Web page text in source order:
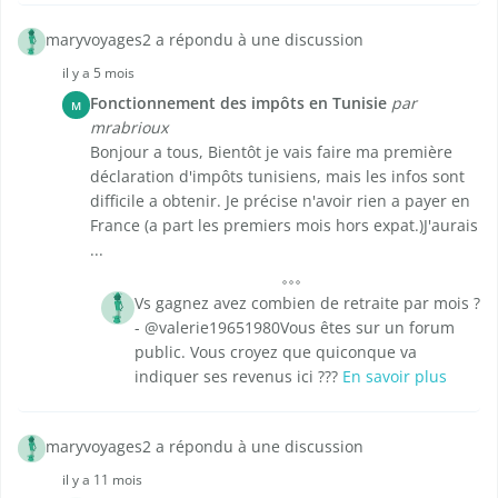
maryvoyages2 a répondu à une discussion
il y a 5 mois
M Fonctionnement des impôts en Tunisie par
mrabrioux
Bonjour a tous, Bientôt je vais faire ma première
déclaration d'impôts tunisiens, mais les infos sont
difficile a obtenir. Je précise n'avoir rien a payer en
France (a part les premiers mois hors expat.)J'aurais
...
Vs gagnez avez combien de retraite par mois ?
- @valerie19651980Vous êtes sur un forum
public. Vous croyez que quiconque va
indiquer ses revenus ici ??? En savoir plus
maryvoyages2 a répondu à une discussion
il y a 11 mois